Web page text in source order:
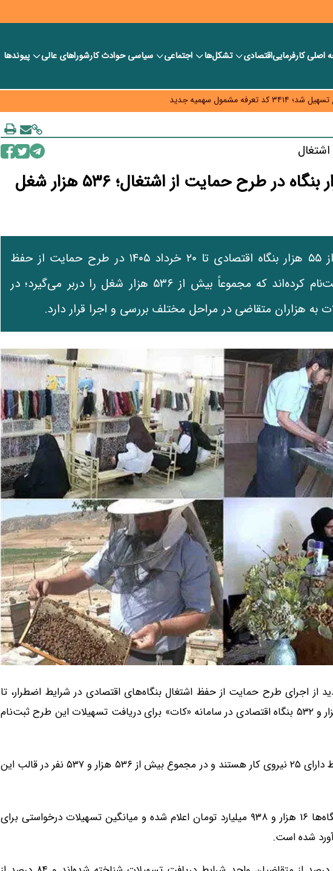
اصلیکارفرماییاقتصادی تشکل‌ها اجتماعی سیاسیحوادث کارشورا‎های عالی پیوندها
خرد؛ چگونه «عددسازی» بازار ملک را ملتهب می‌کند؟
مشمول سهمیه جدید
رسید؛ اولویت با پروژه‌های بالای ۸۰ درصد پیشرفت
اعتماد بیمه‌پردازان را قربانی نکنیم
بر افزایش مزد پایه و شفافیت سبد معیشت
ثبت‌نام بیش از ۵۵ هزار بنگاه در طرح حمایت از اشتغال؛ ۵۳۶ هزار شغل
بر اساس آخرین آمار، بیش از ۵۵ هزار بنگاه اقتصادی تا ۲۰ خرداد ۱۴۰۵ در طرح حمایت از حفظ
اشتغال در شرایط اضطرار ثبت‌نام کرده‌اند که مجموعاً بیش از ۵۳۶ هزار شغل را دربر می‌گیرد؛ در
به هزاران متقاضی در مراحل مختلف بررسی و اجرا قرار دارد.
از اجرای طرح حمایت از حفظ اشتغال بنگاه‌های اقتصادی در شرایط اضطرار، تا
تاریخ ۲۰ خرداد ۱۴۰۵ مجموعاً ۵۵ هزار و ۵۳۲ بنگاه اقتصادی در سامانه «کات» برای دریافت تسهیلات این طرح ثبت‌نام
بنگاه‌های ثبت‌نام‌کننده به‌طور متوسط دارای ۲۵ نیروی کار هستند و در مجموع بیش از ۵۳۶ هزار و ۵۳۷ نفر در قالب این
مجموع تسهیلات درخواستی این بنگاه‌ها ۱۶ هزار و ۹۳۸ میلیارد تومان اعلام شده و میانگین تسهیلات درخواستی برای